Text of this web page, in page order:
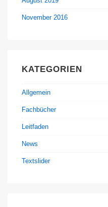
November 2016
KATEGORIEN
Allgemein
Fachbücher
Leitfaden
News
Textslider